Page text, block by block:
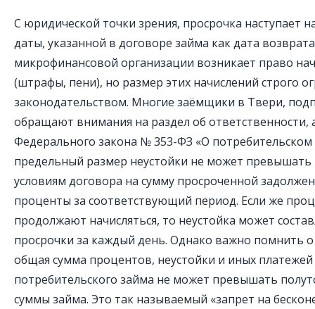
С юридической точки зрения, просрочка наступает
даты, указанной в договоре займа как дата
микрофинансовой организации возникает право
(штрафы, пени), но размер этих начислений строго
законодательством. Многие заёмщики в Твери,
обращают внимания на раздел об ответственности,
Федерального закона № 353-ФЗ «О потребительском
предельный размер неустойки не может превышать
условиям договора на сумму просроченной
проценты за соответствующий период. Если же
продолжают начисляться, то неустойка может
просрочки за каждый день. Однако важно помнить
общая сумма процентов, неустойки и иных
потребительского займа не может превышать
суммы займа. Это так называемый «запрет на